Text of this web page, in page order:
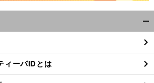
閉
る
ィーバIDとは